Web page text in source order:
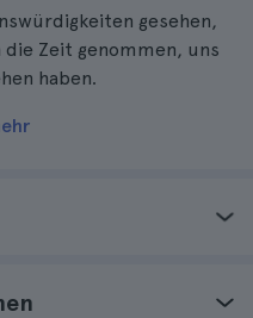
gesehen,
Zeit genommen, uns
haben.